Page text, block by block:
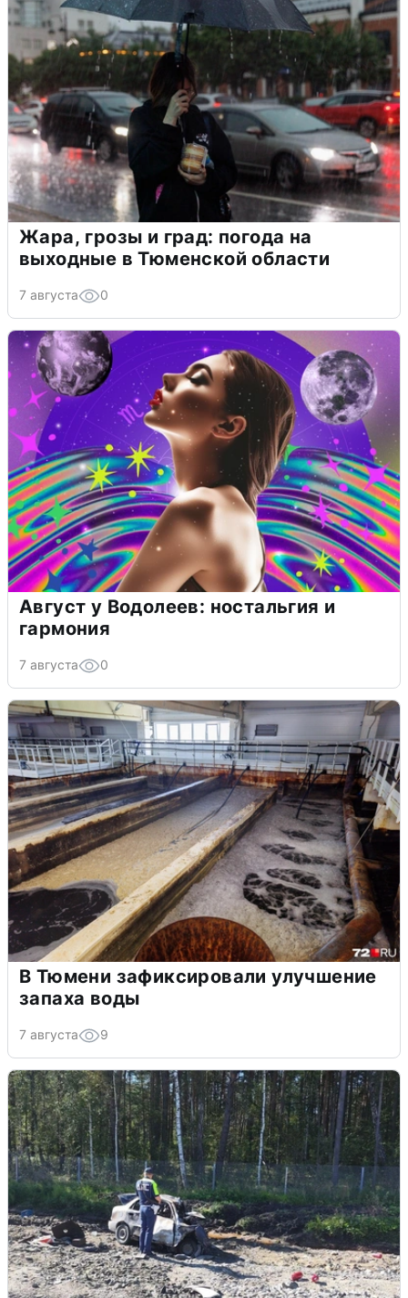
Жара, грозы и град: погода на
выходные в Тюменской области
7 августа 0
Август у Водолеев: ностальгия и
гармония
7 августа 0
В Тюмени зафиксировали улучшение
запаха воды
7 августа 9